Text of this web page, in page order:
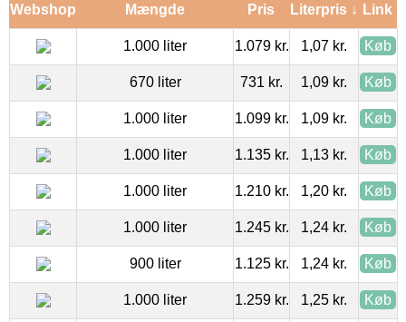
Webshop Mængde Pris Literpris ↓ Link
1.000 liter 1.079 kr. 1,07 kr. Køb
670 liter 731 kr. 1,09 kr. Køb
1.000 liter 1.099 kr. 1,09 kr. Køb
1.000 liter 1.135 kr. 1,13 kr. Køb
1.000 liter 1.210 kr. 1,20 kr. Køb
1.000 liter 1.245 kr. 1,24 kr. Køb
900 liter 1.125 kr. 1,24 kr. Køb
1.000 liter 1.259 kr. 1,25 kr. Køb